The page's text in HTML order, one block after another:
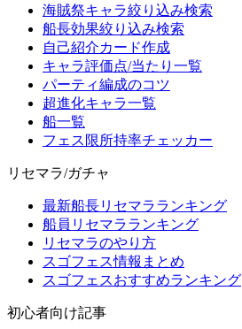
海賊祭キャラ絞り込み検索
船長効果絞り込み検索
自己紹介カード作成
キャラ評価点/当たり一覧
パーティ編成のコツ
超進化キャラ一覧
船一覧
フェス限所持率チェッカー
リセマラ/ガチャ
最新船長リセマラランキング
船員リセマラランキング
リセマラのやり方
スゴフェス情報まとめ
スゴフェスおすすめランキング
初心者向け記事